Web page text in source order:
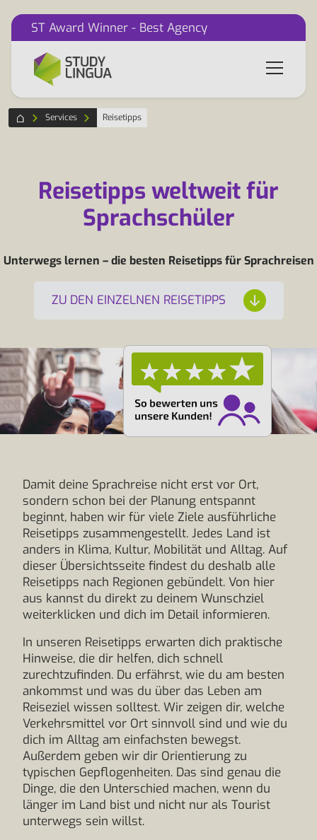
ST Award Winner - Best Agency
Services Reisetipps
Reisetipps weltweit für
Sprachschüler
Unterwegs lernen – die besten Reisetipps für Sprachreisen
ZU DEN EINZELNEN REISETIPPS
Damit deine Sprachreise nicht erst vor Ort,
sondern schon bei der Planung entspannt
beginnt, haben wir für viele Ziele ausführliche
Reisetipps zusammengestellt. Jedes Land ist
anders in Klima, Kultur, Mobilität und Alltag. Auf
dieser Übersichtsseite findest du deshalb alle
Reisetipps nach Regionen gebündelt. Von hier
aus kannst du direkt zu deinem Wunschziel
weiterklicken und dich im Detail informieren.
In unseren Reisetipps erwarten dich praktische
Hinweise, die dir helfen, dich schnell
zurechtzufinden. Du erfährst, wie du am besten
ankommst und was du über das Leben am
Reiseziel wissen solltest. Wir zeigen dir, welche
Verkehrsmittel vor Ort sinnvoll sind und wie du
dich im Alltag am einfachsten bewegst.
Außerdem geben wir dir Orientierung zu
typischen Gepflogenheiten. Das sind genau die
Dinge, die den Unterschied machen, wenn du
länger im Land bist und nicht nur als Tourist
unterwegs sein willst.